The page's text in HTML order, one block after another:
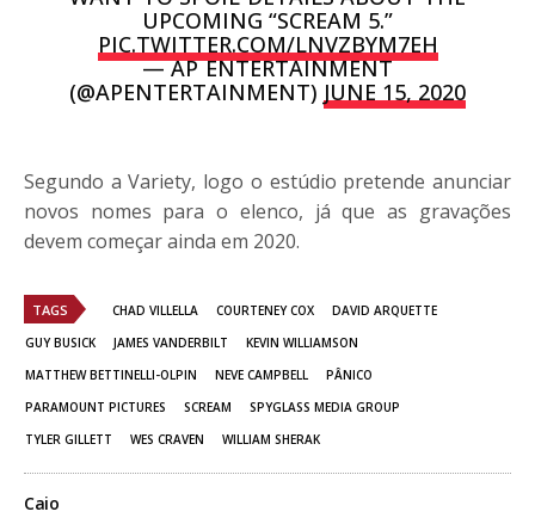
UPCOMING “SCREAM 5.”
PIC.TWITTER.COM/LNVZBYM7EH
— AP ENTERTAINMENT
(@APENTERTAINMENT) JUNE 15, 2020
Segundo a Variety, logo o estúdio pretende anunciar
novos nomes para o elenco, já que as gravações
devem começar ainda em 2020.
TAGS CHAD VILLELLA COURTENEY COX
DAVID ARQUETTE
GUY BUSICK
JAMES VANDERBILT
KEVIN WILLIAMSON
MATTHEW BETTINELLI-OLPIN
NEVE CAMPBELL
PÂNICO
PARAMOUNT PICTURES
SCREAM
SPYGLASS MEDIA GROUP
TYLER GILLETT
WES CRAVEN WILLIAM SHERAK
Caio